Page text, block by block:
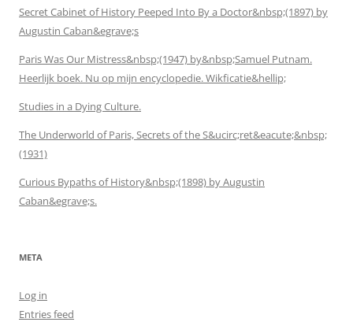
Secret Cabinet of History Peeped Into By a Doctor&nbsp;(1897) by
Augustin Caban&egrave;s
Paris Was Our Mistress&nbsp;(1947) by&nbsp;Samuel Putnam.
Heerlijk boek. Nu op mijn encyclopedie. Wikficatie&hellip;
Studies in a Dying Culture.
The Underworld of Paris, Secrets of the S&ucirc;ret&eacute;&nbsp;
(1931)
Curious Bypaths of History&nbsp;(1898) by Augustin
Caban&egrave;s.
META
Log in
Entries feed